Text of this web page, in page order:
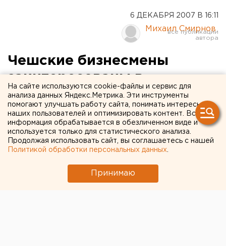
6 ДЕКАБРЯ 2007 В 16:11
Михаил Смирнов
Чешские бизнесмены
заинтересованы в
строительстве
нефтеперерабатывающего
завода в Верхотурье
Екатеринбург. Первый заместитель
председателя правительства Свердловской
области Владимир Молчанов 6 декабря
На сайте используются cookie-файлы и сервис для
анализа данных Яндекс.Метрика. Эти инструменты
помогают улучшать работу сайта, понимать интересы
наших пользователей и оптимизировать контент. Вся
информация обрабатывается в обезличенном виде и
используется только для статистического анализа.
Продолжая использовать сайт, вы соглашаетесь с нашей
Политикой обработки персональных данных
Принимаю